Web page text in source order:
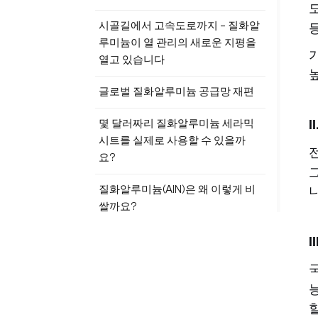
시골길에서 고속도로까지 – 질화알
루미늄이 열 관리의 새로운 지평을
열고 있습니다
글로벌 질화알루미늄 공급망 재편
몇 달러짜리 질화알루미늄 세라믹
시트를 실제로 사용할 수 있을까
요?
질화알루미늄(AlN)은 왜 이렇게 비
쌀까요?